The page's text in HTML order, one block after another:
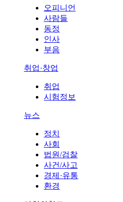
오피니언
사람들
동정
인사
부음
취업·창업
취업
시험정보
뉴스
정치
사회
법원/검찰
사건/사고
경제·유통
환경